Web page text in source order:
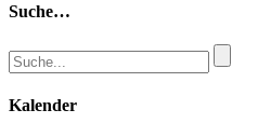
Suche…
Kalender